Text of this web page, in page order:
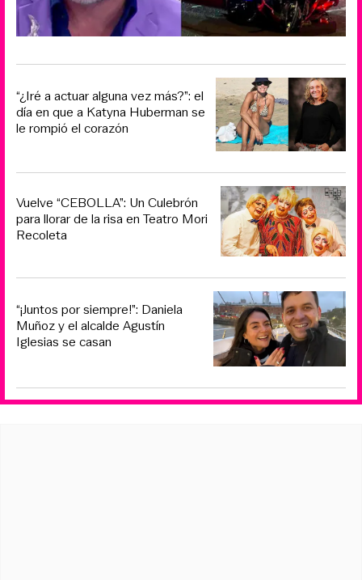
“¿Iré a actuar alguna vez más?”: el
día en que a Katyna Huberman se
le rompió el corazón
Vuelve “CEBOLLA”: Un Culebrón
para llorar de la risa en Teatro Mori
Recoleta
“¡Juntos por siempre!”: Daniela
Muñoz y el alcalde Agustín
Iglesias se casan